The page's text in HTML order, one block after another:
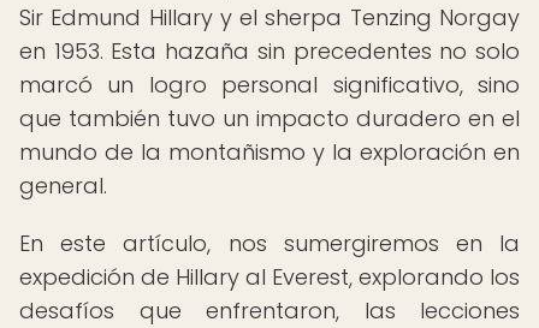
Sir Edmund Hillary y el sherpa Tenzing Norgay
en 1953. Esta hazaña sin precedentes no solo
marcó un logro personal significativo, sino
que también tuvo un impacto duradero en el
mundo de la montañismo y la exploración en
general.
En este artículo, nos sumergiremos en la
expedición de Hillary al Everest, explorando los
desafíos que enfrentaron, las lecciones